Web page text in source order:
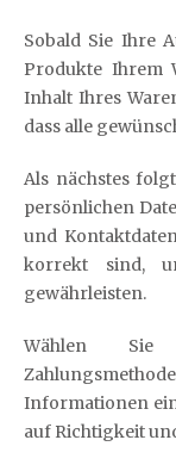
Sobald Sie Ihre
Produkte Ihrem
Inhalt Ihres
dass alle
Als nächstes
persönlichen
und
korrekt sind,
gewährleisten.
Wählen Sie
Informationen
auf Richtigkeit